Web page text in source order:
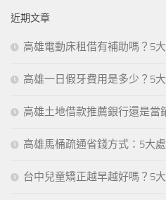
近期文章
高雄電動床租借有補助嗎？5
高雄一日假牙費用是多少？5
高雄土地借款推薦銀行還是當
高雄馬桶疏通省錢方式：5大
台中兒童矯正越早越好嗎？5